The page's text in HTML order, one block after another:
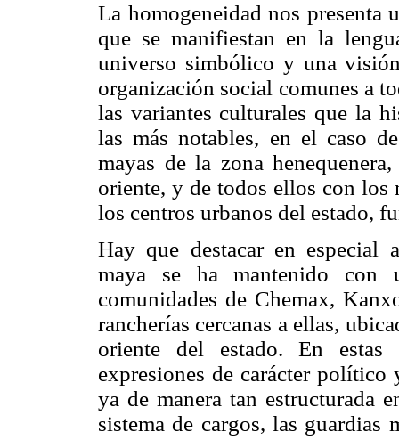
La homogeneidad nos presenta
que se manifiestan en la
universo simbólico y una
organización social comunes a
las variantes culturales que la
las más notables, en el caso
mayas de la zona
oriente, y de todos ellos con los
los centros urbanos del estado,
Hay que destacar en especial
maya se ha mantenido con
comunidades de Chemax,
rancherías cercanas a ellas,
oriente del estado. En estas
expresiones de carácter
ya de manera tan estructurada
sistema de cargos, las